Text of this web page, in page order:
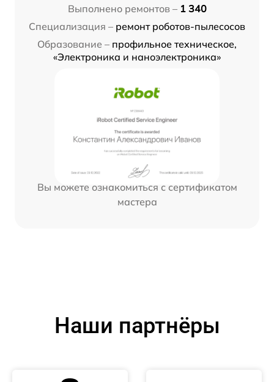
Выполнено ремонтов – 1 340
Специализация – ремонт роботов-пылесосов
Образование – профильное техническое,
«Электроника и наноэлектроника»
Вы можете ознакомиться с сертификатом
мастера
Наши партнёры